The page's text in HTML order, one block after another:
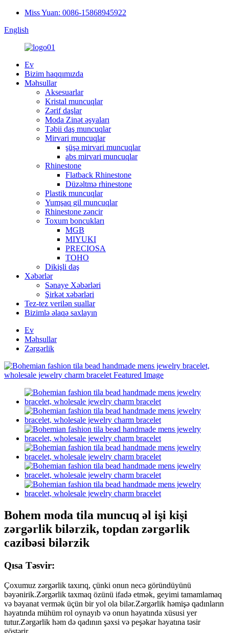
Miss Yuan: 0086-15868945922
English
Ev
Bizim haqqımızda
Məhsullar
Aksesuarlar
Kristal muncuqlar
Zərif daşlar
Moda Zinət əşyaları
Təbii daş muncuqlar
Mirvari muncuqlar
şüşə mirvari muncuqlar
abs mirvari muncuqlar
Rhinestone
Flatback Rhinestone
Düzəltmə rhinestone
Plastik muncuqlar
Yumşaq gil muncuqlar
Rhinestone zəncir
Toxum boncukları
MGB
MIYUKI
PRECIOSA
TOHO
Dikişli daş
Xəbərlər
Sənaye Xəbərləri
Şirkət xəbərləri
Tez-tez verilən suallar
Bizimlə əlaqə saxlayın
Ev
Məhsullar
Zərgərlik
Bohem moda tila muncuq əl işi kişi
zərgərlik bilərzik, topdan zərgərlik
cazibəsi bilərzik
Qısa Təsvir:
Çoxumuz zərgərlik taxırıq, çünki onun necə göründüyünü
bəyənirik.Zərgərlik taxmaq özünü ifadə etmək, geyimi tamamlamaq
və bəyanat vermək üçün bir yol ola bilər.Zərgərlik həmişə qadınların
həyatında mühüm rol oynayıb və onun həyatında xüsusi yer
tutur.Zərgərlik həm də qadının şəxsi və peşəkar həyatına təsir
göstərir.